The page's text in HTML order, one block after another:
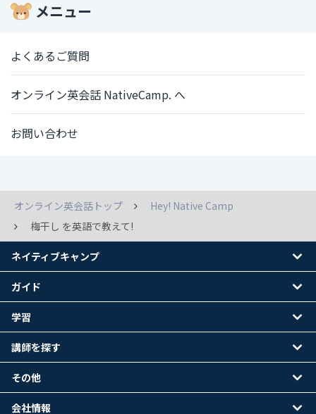
メニュー
よくあるご質問
オンライン英会話 NativeCamp. へ
お問い合わせ
オンライン英会話トップ
Hey! Native Camp
梅干し を英語で教えて!
ネイティブキャンプ
ガイド
学習
講師を探す
その他
会社情報